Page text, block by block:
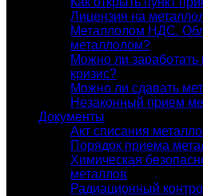
Лицензия на
Металлолом НДС.
металлолом?
Можно ли
кризис?
Можно ли сдавать
Незаконный прием
Документы
Акт списания
Порядок приема
Химическая
металлов
Радиационный